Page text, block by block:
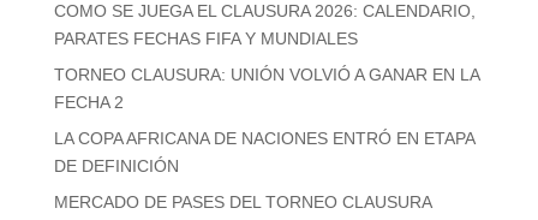
COMO SE JUEGA EL CLAUSURA 2026: CALENDARIO,
PARATES FECHAS FIFA Y MUNDIALES
TORNEO CLAUSURA: UNIÓN VOLVIÓ A GANAR EN LA
FECHA 2
LA COPA AFRICANA DE NACIONES ENTRÓ EN ETAPA
DE DEFINICIÓN
MERCADO DE PASES DEL TORNEO CLAUSURA